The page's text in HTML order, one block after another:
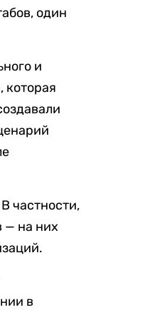
один
и
которая
частности,
— на них
в